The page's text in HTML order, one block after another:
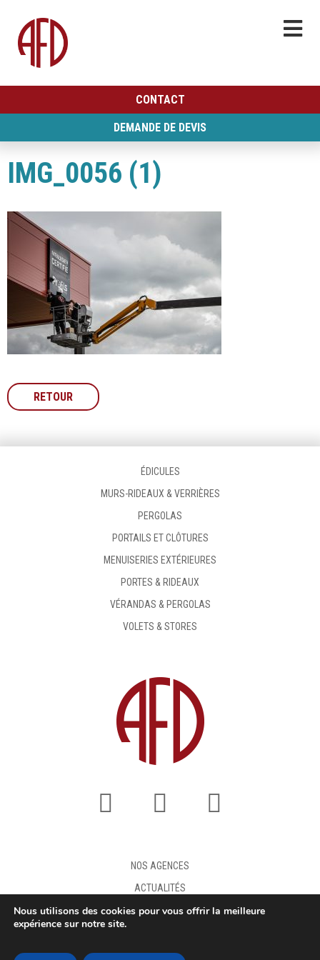
CONTACT
DEMANDE DE DEVIS
IMG_0056 (1)
RETOUR
ÉDICULES
MURS-RIDEAUX & VERRIÈRES
PERGOLAS
PORTAILS ET CLÔTURES
MENUISERIES EXTÉRIEURES
PORTES & RIDEAUX
VÉRANDAS & PERGOLAS
VOLETS & STORES
NOS AGENCES
ACTUALITÉS
FAQ
MENTIONS LÉGALES
Nous utilisons des cookies pour vous offrir la meilleure
expérience sur notre site.